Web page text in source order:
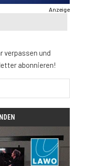
Anzeige
verpassen und
abonnieren!